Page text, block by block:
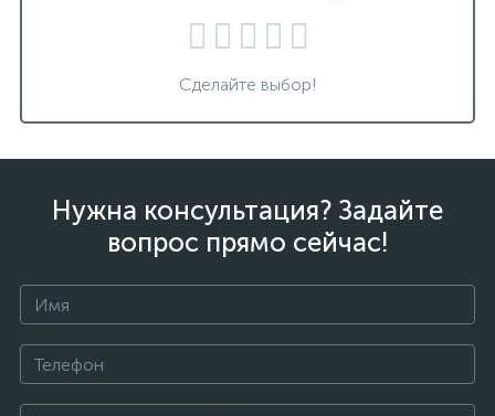
Сделайте выбор!
Нужна консультация? Задайте
вопрос прямо сейчас!